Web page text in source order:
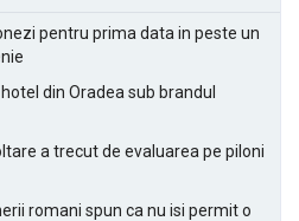
pentru prima data in peste un
din Oradea sub brandul
a trecut de evaluarea pe piloni
romani spun ca nu isi permit o